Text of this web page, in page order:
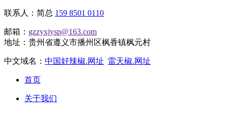
联系人：简总 159 8501 0110
邮箱： gzzyxjysp@163.com
地址：贵州省遵义市播州区枫香镇枫元村
中文域名： 中国好辣椒.网址 雷天椒.网址
首页
关于我们